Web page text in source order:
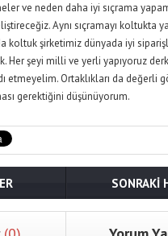
ve neden daha iyi sıçrama
Aynı sıçramayı koltukta
koltuk şirketimiz dünyada iyi
Her şeyi milli ve yerli yapıyoruz
etmeyelim. Ortaklıkları da değerli
gerektiğini düşünüyorum.
SONRAKİ